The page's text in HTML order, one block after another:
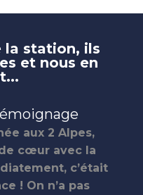
la station, ils
et nous en
aux 2 Alpes,
cœur avec la
c’était
! On n’a pas